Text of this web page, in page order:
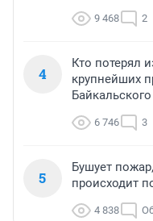
9 468 2
4
Кто потерял
крупнейших
6 746 3
5
Бушует
происходит
4 838